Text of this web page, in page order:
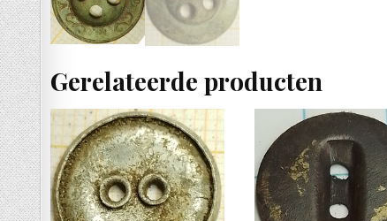
Gerelateerde producten